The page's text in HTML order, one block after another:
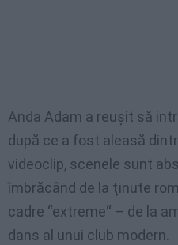
Anda Adam a reuşit să
după ce a fost aleasă
videoclip, scenele sunt
îmbrăcând de la ţinute
cadre “extreme“ – de la
dans al unui club modern.